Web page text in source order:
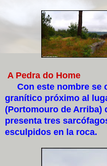
A Pedra do Home
Con este nombre se
granítico próximo al
(Portomouro de Arriba)
presenta tres
esculpidos en la roca.